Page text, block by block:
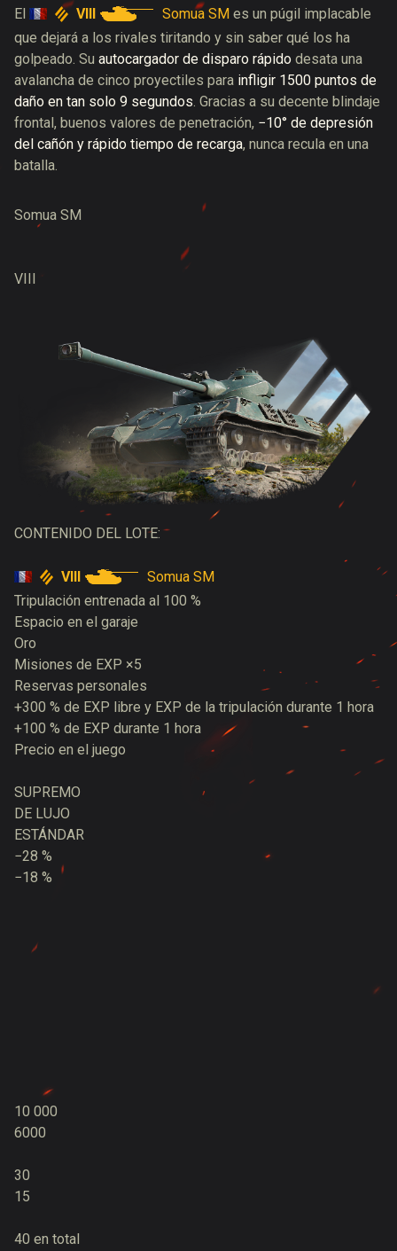
El VIII Somua SM es un púgil implacable
que dejará a los rivales tiritando y sin saber qué los ha
golpeado. Su autocargador de disparo rápido desata una
avalancha de cinco proyectiles para infligir 1500 puntos de
daño en tan solo 9 segundos. Gracias a su decente blindaje
frontal, buenos valores de penetración, −10° de depresión
del cañón y rápido tiempo de recarga, nunca recula en una
batalla.
Somua SM
VIII
CONTENIDO DEL LOTE:
VIII
Somua SM
Tripulación entrenada al 100 %
Espacio en el garaje
Oro
Misiones de EXP ×5
Reservas personales
+300 % de EXP libre y EXP de la tripulación durante 1 hora
+100 % de EXP durante 1 hora
Precio en el juego
SUPREMO
DE LUJO
ESTÁNDAR
−28 %
−18 %
10 000
6000
30
15
40 en total